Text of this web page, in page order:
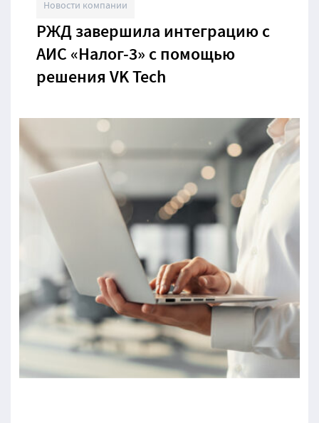
Новости компании
РЖД завершила интеграцию с
АИС «Налог-3» с помощью
решения VK Tech